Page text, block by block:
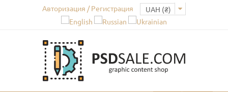
Авторизация / Регистрация